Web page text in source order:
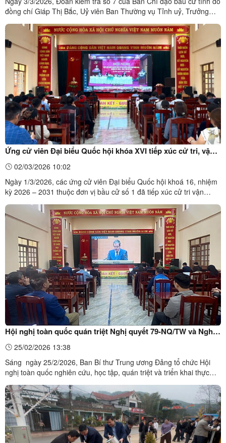
đồng chí Giáp Thị Bắc, Uỷ viên Ban Thường vụ Tỉnh uỷ, Trưởng
Trưởng đoàn đã kiểm tra công tác chuẩn bị bầu cử đại biểu Quốc
hội khoá XVI và đại biểu HĐND các cấp nhiệm kỳ ...
Ứng cử viên Đại biểu Quốc hội khóa XVI tiếp xúc cử tri, vận
động bầu cử ở đơn vị bầu cử số 1
02/03/2026 10:02
Ngày 1/3/2026, các ứng cử viên Đại biểu Quốc hội khoá 16, nhiệm
kỳ 2026 – 2031 thuộc đơn vị bầu cử số 1 đã tiếp xúc cử tri vận
thức trực tiếp kết hợp trực tuyến đến điểm cầu các xã: Mẫu Sơn,
Na Dương, Lợi Bác, Thống Nhất, Xuân Dương, ...
Hội nghị toàn quốc quán triệt Nghị quyết 79-NQ/TW và Nghị
quyết 80 -NQ/TW của Bộ Chính trị
25/02/2026 13:38
Sáng ngày 25/2/2026, Ban Bí thư Trung ương Đảng tổ chức Hội
nghị toàn quốc nghiên cứu, học tập, quán triệt và triển khai thực
Nghị quyết số 80 - NQ/TW về phát triển văn hóa Việt Nam của Bộ
Chính trị bằng hình thức trực tiếp kết hợp ...